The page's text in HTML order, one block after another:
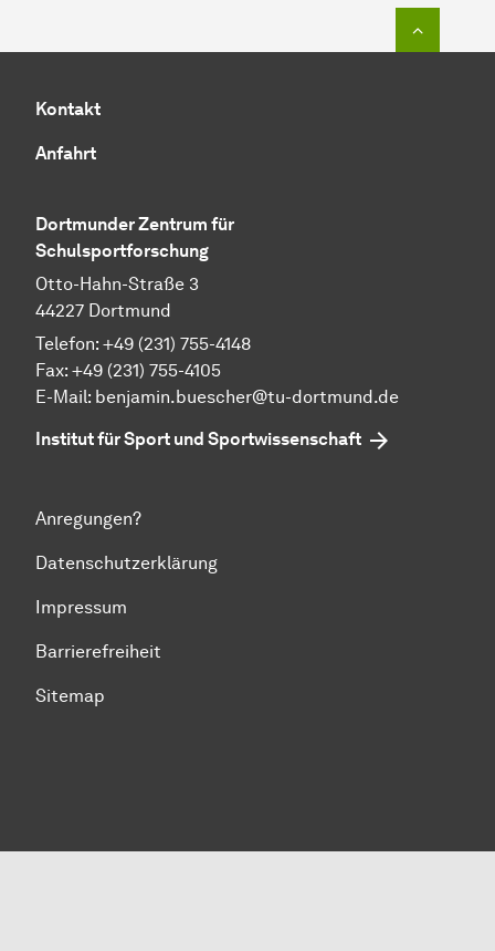
Kontakt
Anfahrt
Dortmunder Zentrum für
Schulsportforschung
Otto-Hahn-Straße 3
44227 Dortmund
Telefon: +49 (231) 755-4148
Fax: +49 (231) 755-4105
E-Mail: benjamin.buescher@tu-dortmund.de
Institut für Sport und Sportwissenschaft
Anregungen?
Datenschutzerklärung
Impressum
Barrierefreiheit
Sitemap